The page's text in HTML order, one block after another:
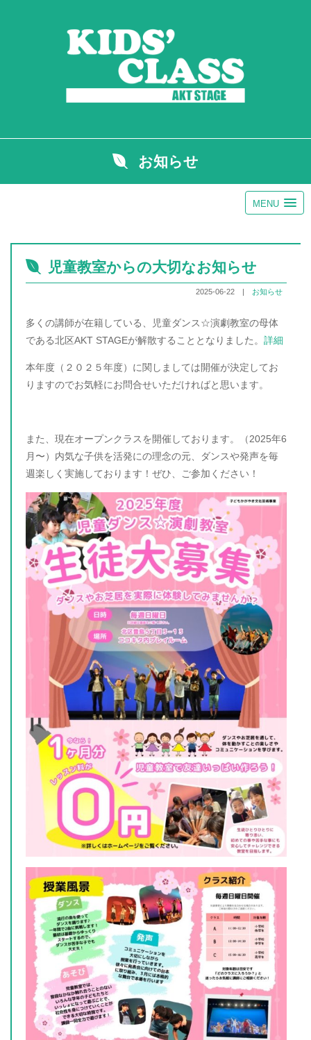
お知らせ
MENU
児童教室からの大切なお知らせ
2025-06-22 | お知らせ
多くの講師が在籍している、児童ダンス☆演劇教室の母体
である北区AKT STAGEが解散することとなりました。 詳細
本年度（２０２５年度）に関しましては開催が決定してお
りますのでお気軽にお問合せいただければと思います。
また、現在オープンクラスを開催しております。（2025年6
月〜）内気な子供を活発にの理念の元、ダンスや発声を毎
週楽しく実施しております！ぜひ、ご参加ください！